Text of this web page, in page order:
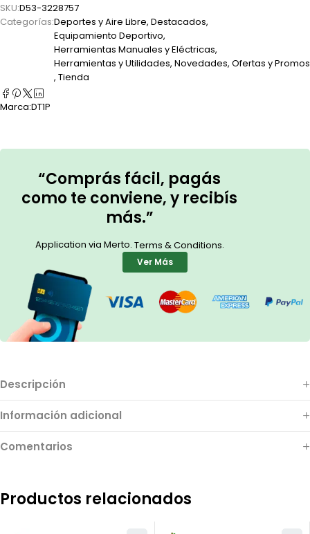
SKU:D53-3228757
Categorías:Deportes y Aire Libre, Destacados,
Equipamiento Deportivo,
Herramientas Manuales y Eléctricas,
Herramientas y Utilidades, Novedades, Ofertas y Promos
, Tienda
Marca:DT1P
“Comprás fácil, pagás
como te conviene, y recibís
más.”
Application via Merto. Terms & Conditions.
Ver Más
Descripción
Información adicional
Comentarios
Productos relacionados